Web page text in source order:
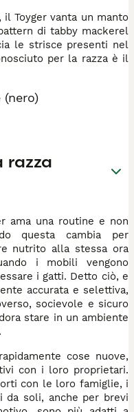
Toyger vanta un manto
di tabby mackerel
le strisce presenti nel
per la razza è il
(nero)
razza
ama una routine e non
questa cambia per
nutrito alla stessa ora
i mobili vengono
i gatti. Detto ciò, e
accurata e selettiva,
socievole e sicuro
stare in un ambiente
cose nuove,
con i loro proprietari.
con le loro famiglie, i
da soli, anche per brevi